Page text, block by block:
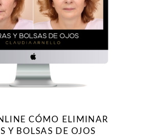
CÓMO ELIMINAR
Y BOLSAS DE OJOS